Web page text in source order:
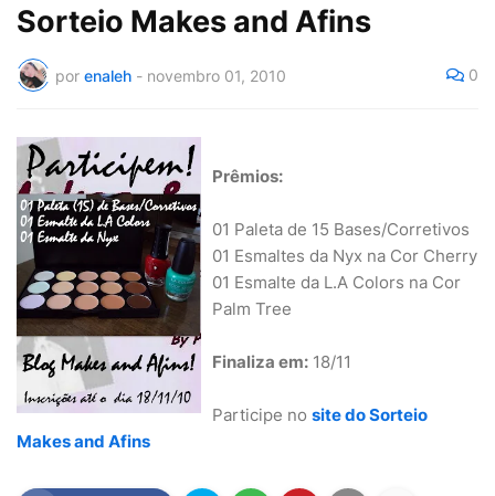
Sorteio Makes and Afins
por enaleh - novembro 01, 2010 0
Prêmios:
01 Paleta de 15 Bases/Corretivos
01 Esmaltes da Nyx na Cor Cherry
01 Esmalte da L.A Colors na Cor
Palm Tree
Finaliza em: 18/11
Participe no site do Sorteio
Makes and Afins